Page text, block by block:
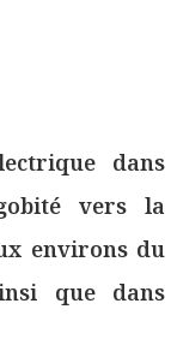
dans
vers la
environs du
que dans